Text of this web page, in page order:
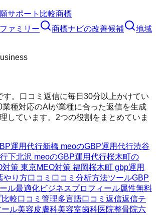
サポート 比較商標
ァミリー 商標ナビの改善候補
地域
す。口コミ返信に毎日30分以上かけてい
業種対応のAIが業種に合った返信を生成
しています。2つの役割をまとめていま
運用代行新橋 meoのGBP運用代行渋谷
下北沢 meoのGBP運用代行桜木町の
対策 東京MEO対策 福岡桜木町 gbp運用
やり方口コミ 口コミ分析方法ツールGBP
ル最適化ビジネスプロフィール属性無料
比較口コミ管理多言語口コミ返信返信テ
ール美容皮膚科美容室歯科医院整骨院六